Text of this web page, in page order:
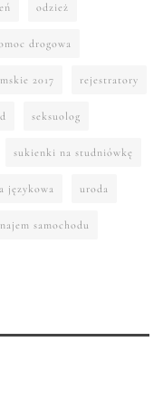
odzież
drogowa
2017 rejestratory
seksuolog
sukienki na studniówkę
językowa uroda
samochodu